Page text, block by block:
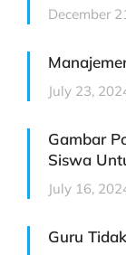
December
July 23,
Gambar
Siswa
July 16,
Guru